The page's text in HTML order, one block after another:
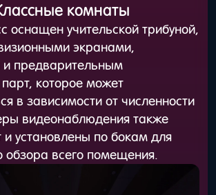
комнаты
оснащен учительской трибуной,
экранами,
предварительным
которое может
в зависимости от численности
видеонаблюдения также
и установлены по бокам для
обзора всего помещения.